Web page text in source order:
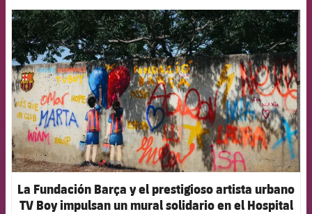
FCB Barcelona badge
La Fundación Barça y el prestigioso artista urbano
TV Boy impulsan un mural solidario en el Hospital